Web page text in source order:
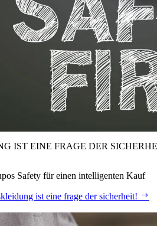
IST EINE FRAGE DER
Safety für einen intelligenten Kauf
ist eine frage der sicherheit!